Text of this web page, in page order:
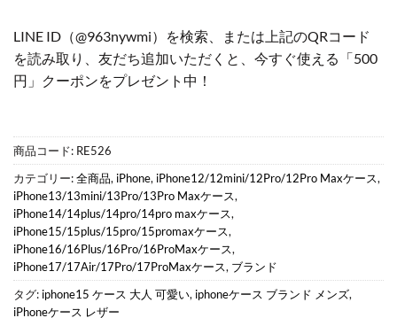
LINE ID（@963nywmi）を検索、または上記のQRコード
を読み取り、友だち追加いただくと、今すぐ使える「500
円」クーポンをプレゼント中！
商品コード: RE526
カテゴリー:全商品, iPhone, iPhone12/12mini/12Pro/12Pro Maxケース,
iPhone13/13mini/13Pro/13Pro Maxケース,
iPhone14/14plus/14pro/14pro maxケース,
iPhone15/15plus/15pro/15promaxケース,
iPhone16/16Plus/16Pro/16ProMaxケース,
iPhone17/17Air/17Pro/17ProMaxケース, ブランド
タグ: iphone15 ケース 大人 可愛い, iphoneケース ブランド メンズ,
iPhoneケース レザー